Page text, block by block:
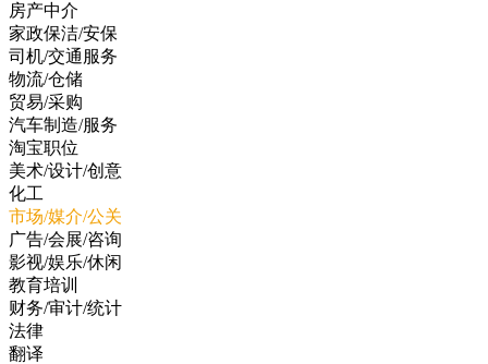
房产中介
家政保洁/安保
司机/交通服务
物流/仓储
贸易/采购
汽车制造/服务
淘宝职位
美术/设计/创意
化工
市场/媒介/公关
广告/会展/咨询
影视/娱乐/休闲
教育培训
财务/审计/统计
法律
翻译